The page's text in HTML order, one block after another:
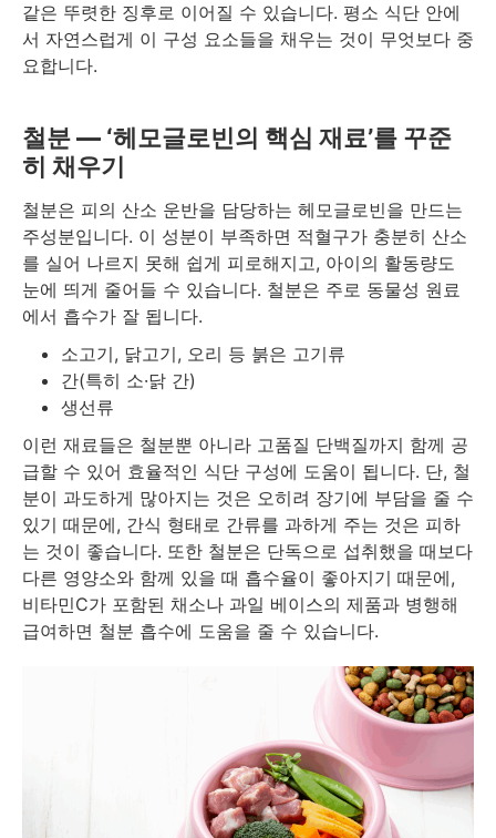
같은 뚜렷한 징후로 이어질 수 있습니다. 평소 식단 안에
서 자연스럽게 이 구성 요소들을 채우는 것이 무엇보다 중
요합니다.
철분 — ‘헤모글로빈의 핵심 재료’를 꾸준
히 채우기
철분은 피의 산소 운반을 담당하는 헤모글로빈을 만드는
주성분입니다. 이 성분이 부족하면 적혈구가 충분히 산소
를 실어 나르지 못해 쉽게 피로해지고, 아이의 활동량도
눈에 띄게 줄어들 수 있습니다. 철분은 주로 동물성 원료
에서 흡수가 잘 됩니다.
소고기, 닭고기, 오리 등 붉은 고기류
간(특히 소·닭 간)
생선류
이런 재료들은 철분뿐 아니라 고품질 단백질까지 함께 공
급할 수 있어 효율적인 식단 구성에 도움이 됩니다. 단, 철
분이 과도하게 많아지는 것은 오히려 장기에 부담을 줄 수
있기 때문에, 간식 형태로 간류를 과하게 주는 것은 피하
는 것이 좋습니다. 또한 철분은 단독으로 섭취했을 때보다
다른 영양소와 함께 있을 때 흡수율이 좋아지기 때문에,
비타민C가 포함된 채소나 과일 베이스의 제품과 병행해
급여하면 철분 흡수에 도움을 줄 수 있습니다.